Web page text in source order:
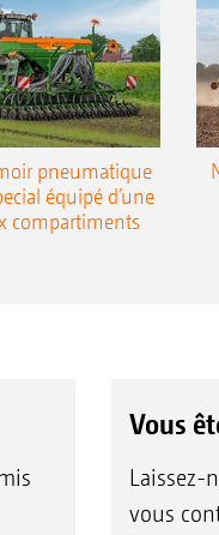
pneumatique
équipé d’une
compartiments
Vous
Laissez-
vous